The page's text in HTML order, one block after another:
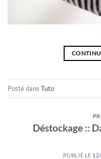
Posté dans Tuto
Déstockage ::
PUBLIÉ LE